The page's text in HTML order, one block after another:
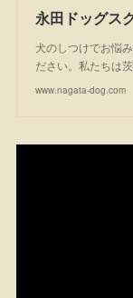
犬のしつけでお悩
ださい。私たちは
www.nagata-dog.com